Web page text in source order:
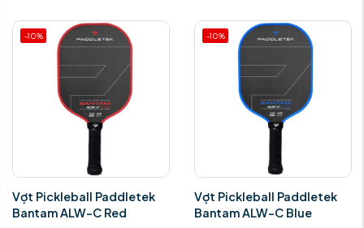
-10%
Vợt Pickleball Paddletek
Bantam ALW-C Red
-10%
Vợt Pickleball Paddletek
Bantam ALW-C Blue